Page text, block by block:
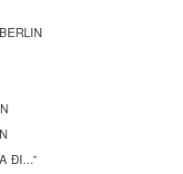
ĐI...”